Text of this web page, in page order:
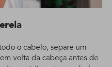
o cabelo, separe um
volta da cabeça antes de